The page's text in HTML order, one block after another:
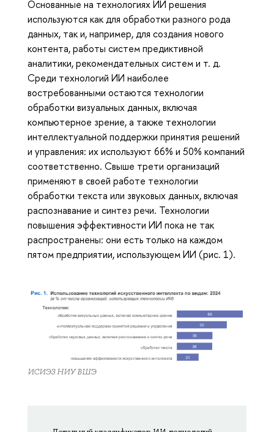
Основанные на технологиях ИИ решения
используются как для обработки разного рода
данных, так и, например, для создания нового
контента, работы систем предиктивной
аналитики, рекомендательных систем и т. д.
Среди технологий ИИ наиболее
востребованными остаются технологии
обработки визуальных данных, включая
компьютерное зрение, а также технологии
интеллектуальной поддержки принятия решений
и управления: их используют 66% и 50% компаний
соответственно. Свыше трети организаций
применяют в своей работе технологии
обработки текста или звуковых данных, включая
распознавание и синтез речи. Технологии
повышения эффективности ИИ пока не так
распространены: они есть только на каждом
пятом предприятии, использующем ИИ (рис. 1).
ИСИЭЗ НИУ ВШЭ